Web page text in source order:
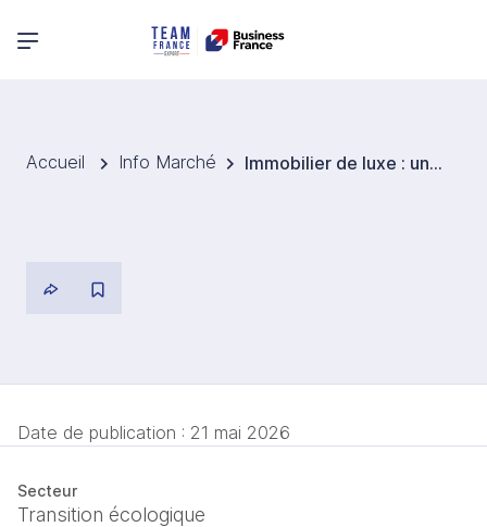
Menu principal
Accueil Info Marché Immobilier de luxe : un levier de transformation pour la quincaillerie en Inde
Date de publication : 21 mai 2026
Secteur
Transition écologique